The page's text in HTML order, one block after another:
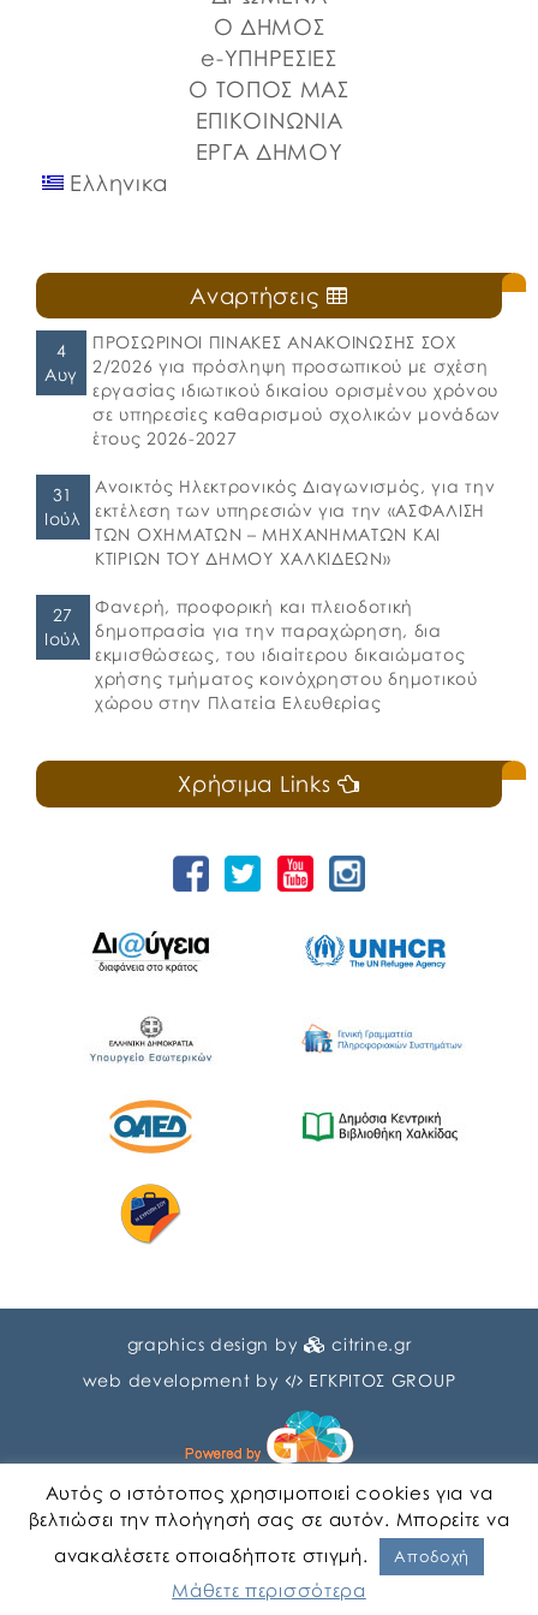
Ο ΔΗΜΟΣ
e-ΥΠΗΡΕΣΙΕΣ
Ο ΤΟΠΟΣ ΜΑΣ
ΕΠΙΚΟΙΝΩΝΙΑ
ΕΡΓΑ ΔΗΜΟΥ
Ελληνικα
Αναρτήσεις
4
Αυγ
ΠΡΟΣΩΡΙΝΟΙ ΠΙΝΑΚΕΣ ΑΝΑΚΟΙΝΩΣΗΣ ΣΟΧ
2/2026 για πρόσληψη προσωπικού με σχέση
εργασίας ιδιωτικού δικαίου ορισμένου χρόνου
σε υπηρεσίες καθαρισμού σχολικών μονάδων
έτους 2026-2027
31
Ιούλ
Ανοικτός Ηλεκτρονικός Διαγωνισμός, για την
εκτέλεση των υπηρεσιών για την «ΑΣΦΑΛΙΣΗ
ΤΩΝ ΟΧΗΜΑΤΩΝ – ΜΗΧΑΝΗΜΑΤΩΝ ΚΑΙ
ΚΤΙΡΙΩΝ ΤΟΥ ΔΗΜΟΥ ΧΑΛΚΙΔΕΩΝ»
27
Ιούλ
Φανερή, προφορική και πλειοδοτική
δημοπρασία για την παραχώρηση, δια
εκμισθώσεως, του ιδιαίτερου δικαιώματος
χρήσης τμήματος κοινόχρηστου δημοτικού
χώρου στην Πλατεία Ελευθερίας
Χρήσιμα Links
graphics design by
citrine.gr
web development by
ΕΓΚΡΙΤΟΣ GROUP
Αυτός ο ιστότοπος χρησιμοποιεί cookies για να
βελτιώσει την πλοήγησή σας σε αυτόν. Μπορείτε να
ανακαλέσετε οποιαδήποτε στιγμή.
Αποδοχή
Μάθετε περισσότερα
Αγγλικα Ελληνικα